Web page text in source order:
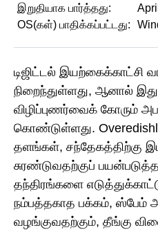
இறுதியாக பார்த்தது:
OS(கள்) பாதிக்கப்பட்டது:
டிஜிட்டல் இயற்கைக்காட்சி
நிறைந்துள்ளது, ஆனால்
விழிப்புணர்வைக் கோரும்
கொண்டுள்ளது.
தளங்கள், சந்தேகத்திற்கு
சுரண்டுவதற்குப்
தந்திரங்களை
நம்பத்தகாத பக்கம், ஸ்பேம்
வழங்குவதற்கும், தீங்கு